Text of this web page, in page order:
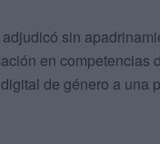
sin
en competencias
de género a una